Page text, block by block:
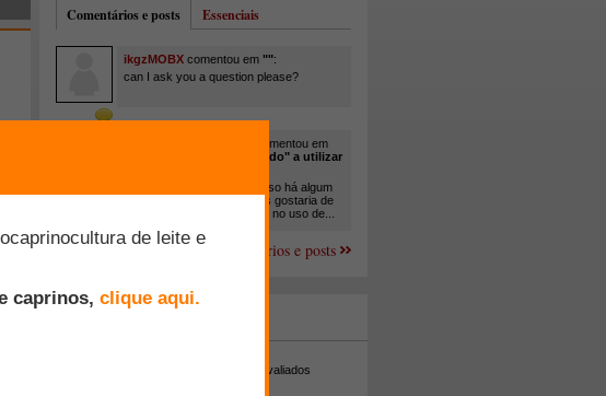
Comentários e posts Essenciais
ikgzMOBX comentou em "":
can I ask you a question please?
comentou em
"Você está sendo "obrigado" a utilizar
Em minha propriedade, já uso há algum
tempo cana com ureia, mas gostaria de
um melhor aprofundamento no uso de...
Mais comentários e posts
Melhor avaliados